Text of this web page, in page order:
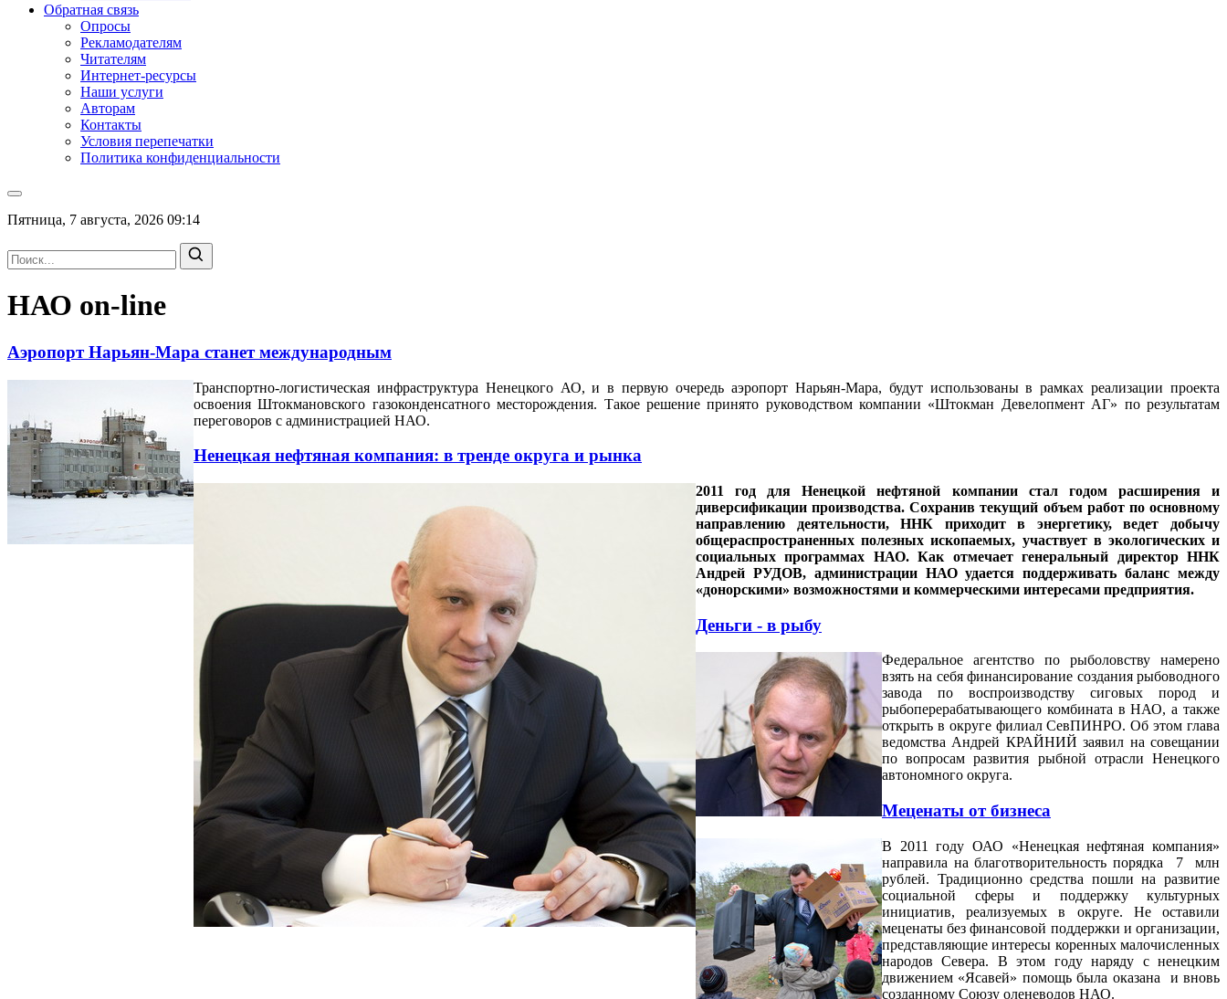
Обратная связь
Опросы
Рекламодателям
Читателям
Интернет-ресурсы
Наши услуги
Авторам
Контакты
Условия перепечатки
Политика конфиденциальности
Пятница, 7 августа, 2026 09:14
НАО on-line
Аэропорт Нарьян-Мара станет международным
Транспортно-логистическая инфраструктура Ненецкого АО, и в первую очередь аэропорт Нарьян-Мара, будут использованы в рамках реализации проекта
освоения Штокмановского газоконденсатного месторождения. Такое решение принято руководством компании «Штокман Девелопмент АГ» по результатам
переговоров с администрацией НАО.
Ненецкая нефтяная компания: в тренде округа и рынка
2011 год для Ненецкой нефтяной компании стал годом расширения и
диверсификации производства. Сохранив текущий объем работ по основному
направлению деятельности, ННК приходит в энергетику, ведет добычу
общераспространенных полезных ископаемых, участвует в экологических и
социальных программах НАО. Как отмечает генеральный директор ННК
Андрей РУДОВ, администрации НАО удается поддерживать баланс между
«донорскими» возможностями и коммерческими интересами предприятия.
Деньги - в рыбу
Федеральное агентство по рыболовству намерено
взять на себя финансирование создания рыбоводного
завода по воспроизводству сиговых пород и
рыбоперерабатывающего комбината в НАО, а также
открыть в округе филиал СевПИНРО. Об этом глава
ведомства Андрей КРАЙНИЙ заявил на совещании
по вопросам развития рыбной отрасли Ненецкого
автономного округа.
Меценаты от бизнеса
В 2011 году ОАО «Ненецкая нефтяная компания»
направила на благотворительность порядка 7 млн
рублей. Традиционно средства пошли на развитие
социальной сферы и поддержку культурных
инициатив, реализуемых в округе. Не оставили
меценаты без финансовой поддержки и организации,
представляющие интересы коренных малочисленных
народов Севера. В этом году наряду с ненецким
движением «Ясавей» помощь была оказана и вновь
созданному Союзу оленеводов НАО.